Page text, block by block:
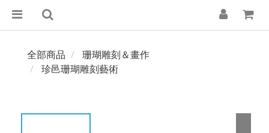
全部商品
珊瑚雕刻＆畫作
珍邑珊瑚雕刻藝術